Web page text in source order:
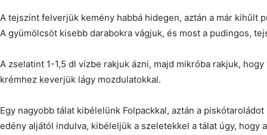
A tejszínt felverjük kemény habbá hidegen, aztán a már kihűlt
A gyümölcsöt kisebb darabokra vágjuk, és most a pudingos,
A zselatint 1-1,5 dl vízbe rakjuk ázni, majd mikróba rakjuk,
krémhez keverjük lágy mozdulatokkal.
Egy nagyobb tálat kibélelünk Folpackkal, aztán a
edény aljától indulva, kibéleljük a szeletekkel a tálat úgy, hogy